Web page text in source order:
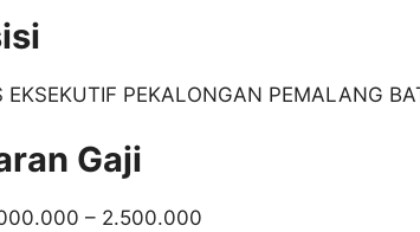
EKSEKUTIF PEKALONGAN PEMALANG
Gaji
– 2.500.000